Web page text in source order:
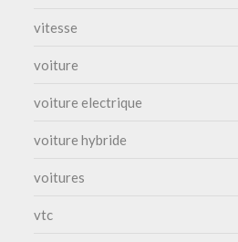
vitesse
voiture
voiture electrique
voiture hybride
voitures
vtc